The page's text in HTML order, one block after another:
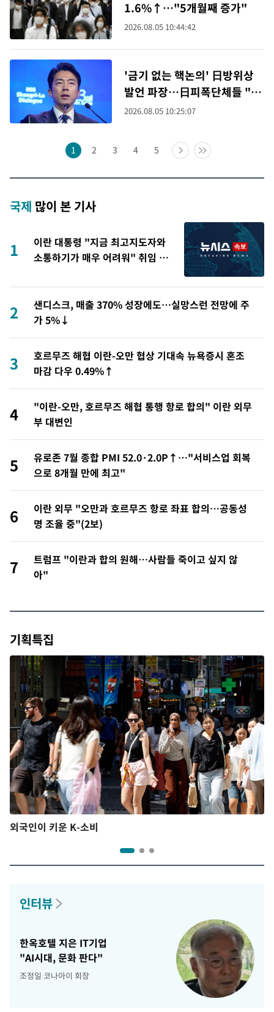
1.6%↑…"5개월째 증가"
2026.08.05 10:44:42
'금기 없는 핵논의' 日방위상
발언 파장…日피폭단체들 "전
쟁 준비하냐"
2026.08.05 10:25:07
1 2 3 4 5
국제 많이 본 기사
1
이란 대통령 "지금 최고지도자와
소통하기가 매우 어려워" 취임 3
2
샌디스크, 매출 370% 성장에도…실망스런 전망에 주
가 5%↓
3
호르무즈 해협 이란-오만 협상 기대속 뉴욕증시 혼조
마감 다우 0.49%↑
4
"이란-오만, 호르무즈 해협 통행 항로 합의" 이란 외무
부 대변인
5
유로존 7월 종합 PMI 52.0·2.0P↑…"서비스업 회복
으로 8개월 만에 최고"
6
이란 외무 "오만과 호르무즈 항로 좌표 합의…공동성
명 조율 중"(2보)
7
트럼프 "이란과 합의 원해…사람들 죽이고 싶지 않
아"
기획특집
외국인이 키운 K-소비
인터뷰
한옥호텔 지은 IT기업
"AI시대, 문화 판다"
조정일 코나아이 회장